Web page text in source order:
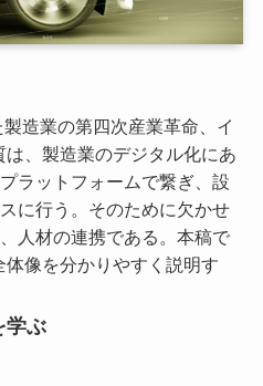
造業の第四次産業革命、イ
、製造業のデジタル化にあ
ラットフォームで繋ぎ、設
に行う。そのために欠かせ
人材の連携である。本稿で
像を分かりやすく説明す
学ぶ